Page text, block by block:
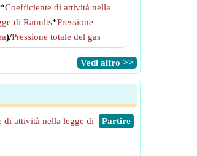
*Coefficiente di attività nella
di Raoults*Pressione
)/Pressione totale del gas
​Vedi altro >>
​Partire
di attività nella legge di